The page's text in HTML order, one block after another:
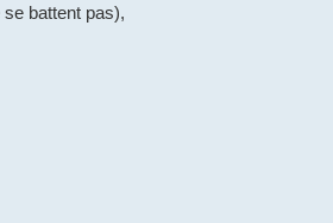
battent pas),